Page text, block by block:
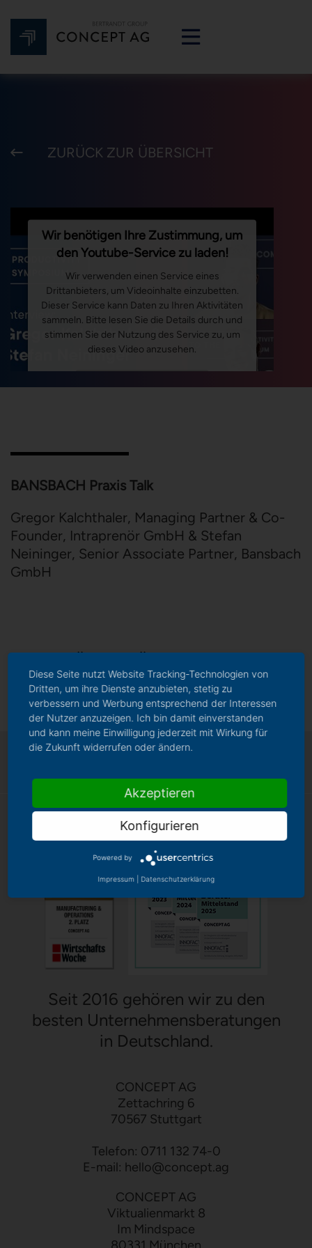
ZURÜCK ZUR ÜBERSICHT
Wir benötigen Ihre Zustimmung, um
den Youtube-Service zu laden!
Wir verwenden einen Service eines
Drittanbieters, um Videoinhalte einzubetten.
Dieser Service kann Daten zu Ihren Aktivitäten
sammeln. Bitte lesen Sie die Details durch und
stimmen Sie der Nutzung des Service zu, um
dieses Video anzusehen.
Powered byUsercentrics Consent Management
BANSBACH Praxis Talk
Gregor Kalchthaler, Managing Partner & Co-
Founder, Intraprenör GmbH & Stefan
Neininger, Senior Associate Partner, Bansbach
GmbH
Seit 2016 gehören wir zu den
besten Unternehmensberatungen
in Deutschland.
CONCEPT AG
Zettachring 6
70567 Stuttgart
Telefon: 0711 132 74-0
E-mail: hello@concept.ag
CONCEPT AG
Viktualienmarkt 8
Im Mindspace
Diese Seite nutzt Website Tracking-Technologien von
Dritten, um ihre Dienste anzubieten, stetig zu
verbessern und Werbung entsprechend der Interessen
der Nutzer anzuzeigen. Ich bin damit einverstanden
und kann meine Einwilligung jederzeit mit Wirkung für
die Zukunft widerrufen oder ändern.
Akzeptieren
Konfigurieren
Powered by
Impressum Datenschutzerklärung